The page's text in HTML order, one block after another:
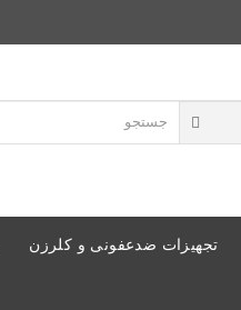
تجهیزات ضدعفونی و کلرزن